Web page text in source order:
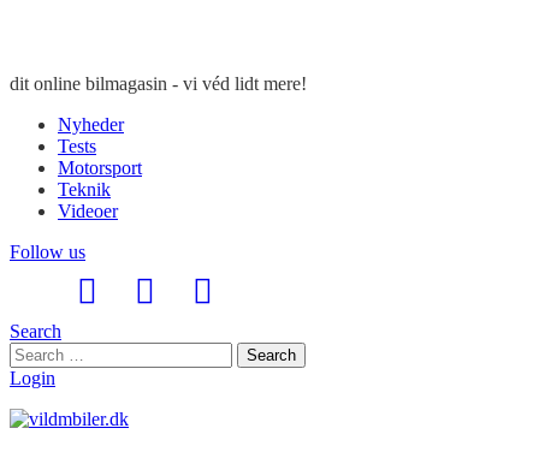
dit online bilmagasin - vi véd lidt mere!
Nyheder
Tests
Motorsport
Teknik
Videoer
Follow us
Search
Search
for:
Search
Login